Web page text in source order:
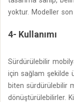
yoktur. Modeller
4- Kullanımı
Sürdürülebilir
için sağlam şekilde
biten sürdürülebilir
dönüştürülebilirler.